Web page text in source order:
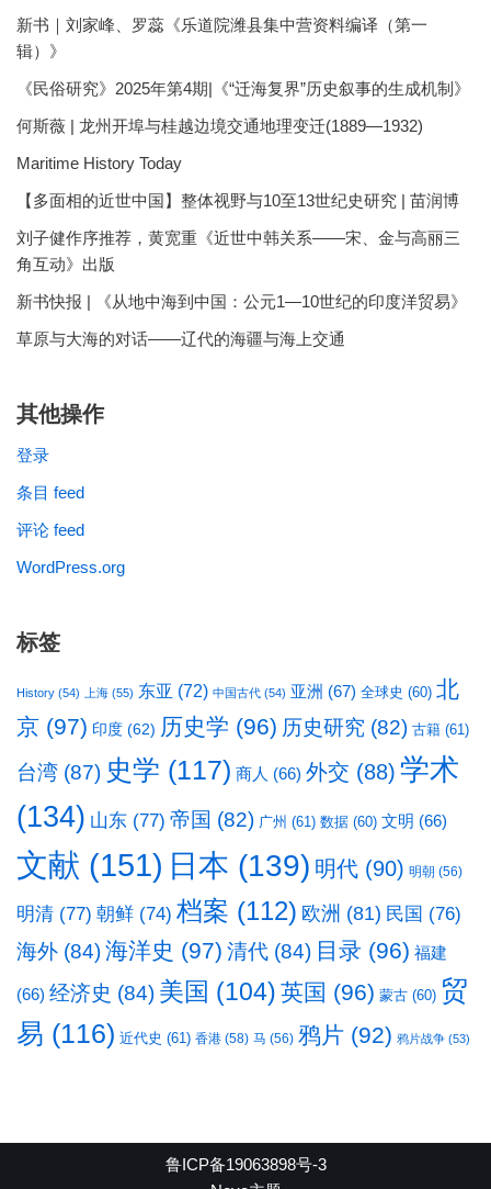
新书｜刘家峰、罗蕊《乐道院潍县集中营资料编译（第一
辑）》
《民俗研究》2025年第4期|《“迁海复界”历史叙事的生成机制》
何斯薇 | 龙州开埠与桂越边境交通地理变迁(1889—1932)
Maritime History Today
【多面相的近世中国】整体视野与10至13世纪史研究 | 苗润博
刘子健作序推荐，黄宽重《近世中韩关系——宋、金与高丽三
角互动》出版
新书快报 | 《从地中海到中国：公元1—10世纪的印度洋贸易》
草原与大海的对话——辽代的海疆与海上交通
其他操作
登录
条目 feed
评论 feed
WordPress.org
标签
History (54) 上海 (55) 东亚 (72) 中国古代 (54) 亚洲 (67) 全球史 (60) 北
京 (97) 印度 (62) 历史学 (96) 历史研究 (82) 古籍 (61)
台湾 (87) 史学 (117) 商人 (66) 外交 (88) 学术
(134) 山东 (77) 帝国 (82) 广州 (61) 数据 (60) 文明 (66)
文献 (151) 日本 (139) 明代 (90) 明朝 (56)
明清 (77) 朝鲜 (74) 档案 (112) 欧洲 (81) 民国 (76)
海外 (84)海洋史 (97) 清代 (84) 目录 (96) 福建
(66) 经济史 (84) 美国 (104) 英国 (96) 蒙古 (60) 贸
易 (116) 近代史 (61) 香港 (58) 马 (56) 鸦片 (92) 鸦片战争 (53)
鲁ICP备19063898号-3